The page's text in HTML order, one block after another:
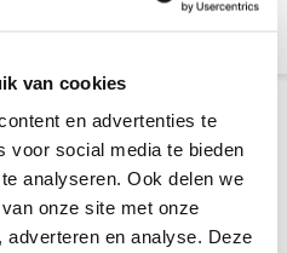
van cookies
en advertenties te
voor social media te bieden
analyseren. Ook delen we
onze site met onze
en analyse. Deze